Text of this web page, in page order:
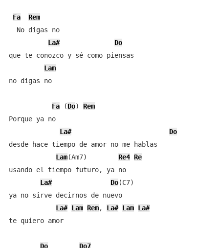
Fa
Rem
  No digas no
La#
Do
que te conozco y sé como piensas
Lam
no digas no
Fa (Do) Rem
Porque ya no
La#
Do
desde hace tiempo de amor no me hablas
Lam
Re4 Re
usando el tiempo futuro, ya no
La#
Do(C7)
ya no sirve decirnos de nuevo
La# Lam Rem, La# Lam La#
te quiero amor
Do
Do7